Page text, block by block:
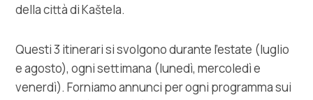
+385 21 227 933
info@kastela-info.hr
della città di Kaštela.
Questi 3 itinerari si svolgono durante l'estate (luglio
e agosto), ogni settimana (lunedì, mercoledì e
venerdì). Forniamo annunci per ogni programma sui